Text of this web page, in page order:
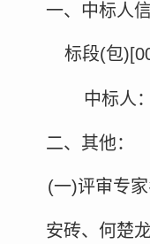
一、中标人信
标段(包
中标人
二、其他：
(一)评审专
安砖、何楚